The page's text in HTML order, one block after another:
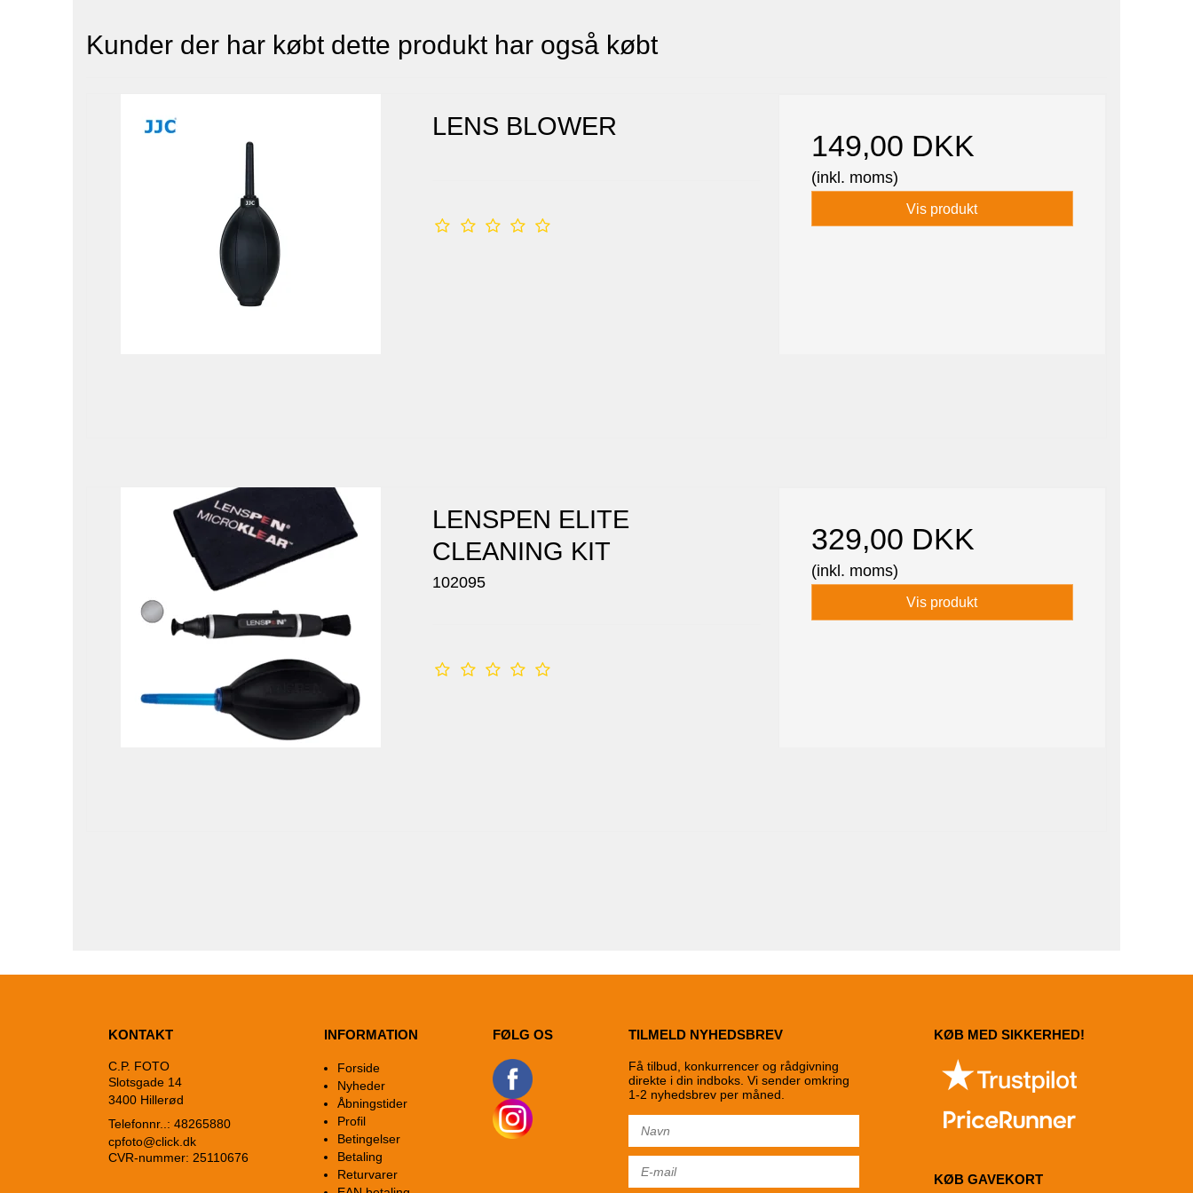
Kunder der har købt dette produkt har også købt
LENS BLOWER
149,00 DKK
(inkl. moms)
Vis produkt
LENSPEN ELITE
CLEANING KIT
102095
329,00 DKK
(inkl. moms)
Vis produkt
KONTAKT
C.P. FOTO
Slotsgade 14
3400 Hillerød
Telefonnr..: 48265880
cpfoto@click.dk
CVR-nummer: 25110676
INFORMATION
Forside
Nyheder
Åbningstider
Profil
Betingelser
Betaling
Returvarer
FØLG OS TILMELD NYHEDSBREV
Få tilbud, konkurrencer og rådgivning
direkte i din indboks. Vi sender omkring
1-2 nyhedsbrev per måned.
KØB MED SIKKERHED!
KØB GAVEKORT